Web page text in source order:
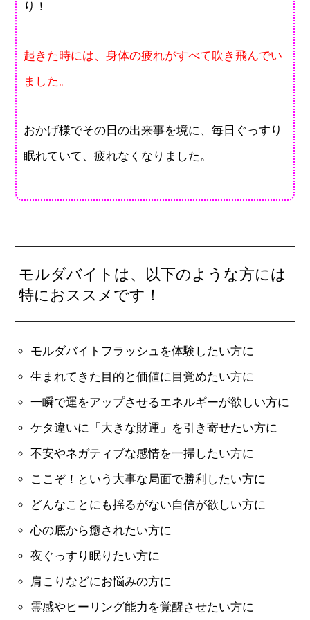
り！
起きた時には、身体の疲れがすべて吹き飛んでい
ました。
おかげ様でその日の出来事を境に、毎日ぐっすり
眠れていて、疲れなくなりました。
モルダバイトは、以下のような方には
特におススメです！
モルダバイトフラッシュを体験したい方に
生まれてきた目的と価値に目覚めたい方に
一瞬で運をアップさせるエネルギーが欲しい方に
ケタ違いに「大きな財運」を引き寄せたい方に
不安やネガティブな感情を一掃したい方に
ここぞ！という大事な局面で勝利したい方に
どんなことにも揺るがない自信が欲しい方に
心の底から癒されたい方に
夜ぐっすり眠りたい方に
肩こりなどにお悩みの方に
霊感やヒーリング能力を覚醒させたい方に